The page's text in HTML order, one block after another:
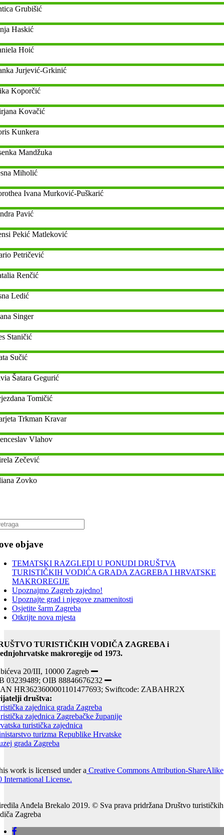
Grubišić
Haskić
Hoić
Jurjević-Grkinić
Koporčić
Kovačić
Kunkera
Mandžuka
Miholić
Ivana Murković-Puškarić
Pavić
Pekić Matleković
Petričević
Renčić
Ledić
Singer
Staničić
Sučić
Šatara Gegurić
Tomičić
Trkman Kravar
Vlahov
Zečević
Zovko
objave
TEMATSKI RAZGLEDI U PONUDI DRUŠTVA
TURISTIČKIH VODIĆA GRADA ZAGREBA I HRVATSKE
MAKROREGIJE
Upoznajmo Zagreb zajedno!
Upoznajte grad i njegove znamenitosti
Osjetite šarm Zagreba
Otkrijte nova mjesta
TURISTIČKIH VODIČA ZAGREBA i
makroregije od 1973.
20/III, 10000 Zagreb
03239489; OIB 88846676232
HR3623600001101477693; Swiftcode: ZABAHR2X
društva:
zajednica grada Zagreba
zajednica Zagrebačke županije
turistička zajednica
turizma Republike Hrvatske
grada Zagreba
work is licensed under a Creative Commons Attribution-ShareAlike
International License.
Anđela Brekalo 2019. © Sva prava pridržana Društvo turističkih
Zagreba